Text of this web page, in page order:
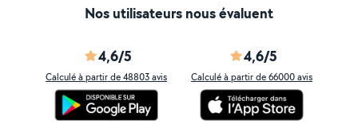
Nos utilisateurs nous évaluent
4,6/5
Calculé à partir de 48803 avis
4,6/5
Calculé à partir de 66000 avis